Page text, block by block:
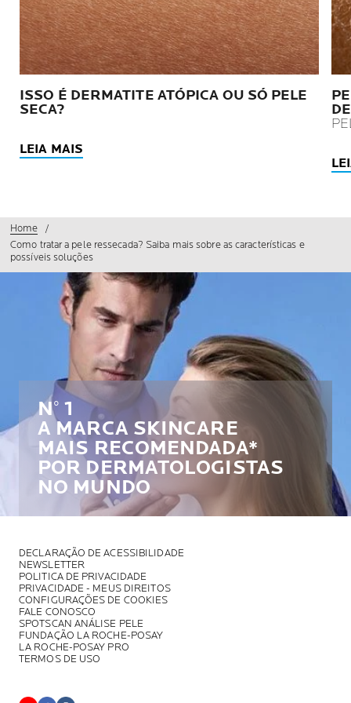
ISSO É DERMATITE ATÓPICA OU SÓ PELE
SECA?
LEIA MAIS
Home
Como tratar a pele ressecada? Saiba mais sobre as características e
possíveis soluções
N° 1
A MARCA SKINCARE
MAIS RECOMENDADA*
POR DERMATOLOGISTAS
NO MUNDO
DECLARAÇÃO DE ACESSIBILIDADE
NEWSLETTER
POLITICA DE PRIVACIDADE
PRIVACIDADE - MEUS DIREITOS
CONFIGURAÇÕES DE COOKIES
FALE CONOSCO
SPOTSCAN ANÁLISE PELE
FUNDAÇÃO LA ROCHE-POSAY
LA ROCHE-POSAY PRO
TERMOS DE USO